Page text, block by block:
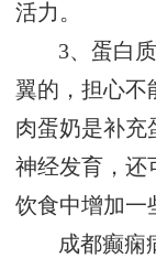
活力。
3、蛋白
翼的，担心不
肉蛋奶是补充
神经发育，还
饮食中增加一
成都癫痫